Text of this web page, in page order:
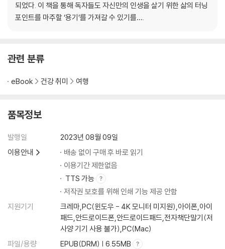
되었다. 이 책을 통해 독자들도 자신만의 인생을 살기 위한 삶의 터닝
포인트를 마주할 ‘용기’를 가져갈 수 있기를….
관련 분류
eBook 건강 취미 여행
품목정보
발행일
2023년 08월 09일
이용안내
배송 없이 구매 후 바로 읽기
이용기간 제한없음
TTS 가능
저작권 보호를 위해 인쇄 기능 제공 안함
지원기기
크레마,PC(윈도우 - 4K 모니터 미지원),아이폰,아이
패드,안드로이드폰,안드로이드패드,전자책단말기(저
사양 기기 사용 불가),PC(Mac)
파일/용량
EPUB(DRM) | 6.55MB